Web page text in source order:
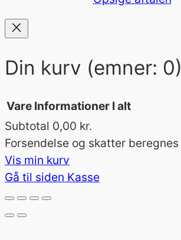
Din kurv (emner: 0)
Varer
i
indkøbskurv
Vare Informationer I alt
Subtotal 0,00 kr.
Forsendelse og skatter
Vis min kurv
Gå til siden Kasse